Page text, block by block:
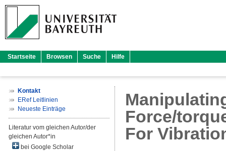
Startseite Browsen Suche Hilfe
Kontakt
ERef Leitlinien
Neueste Einträge
Literatur vom gleichen Autor/der
gleichen Autor*in
bei Google Scholar
Force/
For